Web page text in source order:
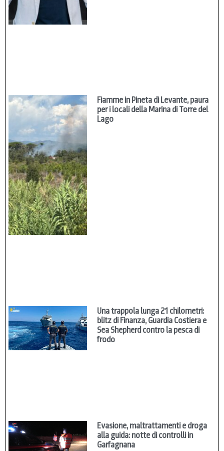
Fiamme in Pineta di Levante, paura
per i locali della Marina di Torre del
Lago
Una trappola lunga 21 chilometri:
blitz di Finanza, Guardia Costiera e
Sea Shepherd contro la pesca di
frodo
Evasione, maltrattamenti e droga
alla guida: notte di controlli in
Garfagnana